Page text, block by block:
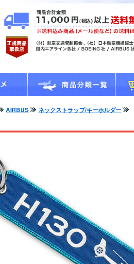
AIRBUS ネックストラップ/キーホルダー